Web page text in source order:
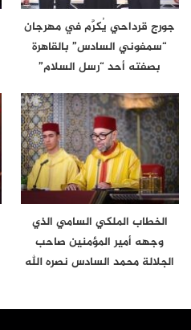
جورج قرداحي يُكرَّم في مهرجان
“سمفوني السادس” بالقاهرة
بصفته أحد “رسل السلام”
الخطاب الملكي السامي الذي
وجهه أمير المؤمنين صاحب
الجلالة محمد السادس نصره الله